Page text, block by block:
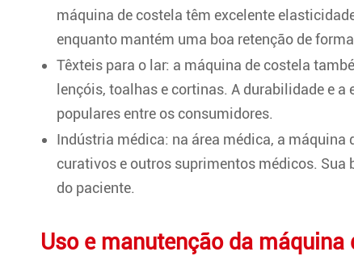
máquina de costela têm excelente
enquanto mantém uma boa retenção de
Têxteis para o lar: a máquina de costela
lençóis, toalhas e cortinas. A durabilidade e
populares entre os consumidores.
Indústria médica: na área médica, a máquina
curativos e outros suprimentos médicos.
do paciente.
Uso e manutenção da máquina